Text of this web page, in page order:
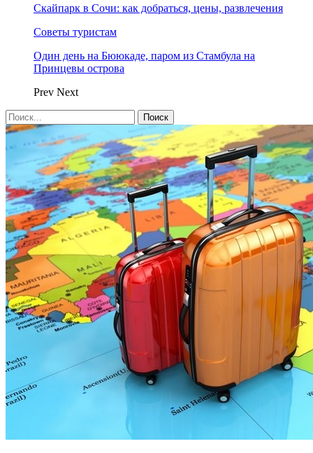
Скайпарк в Сочи: как добраться, цены, развлечения
Советы туристам
Один день на Бююкаде, паром из Стамбула на
Принцевы острова
Prev Next